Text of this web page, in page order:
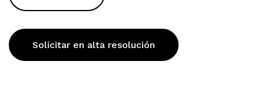
Solicitar en alta resolución